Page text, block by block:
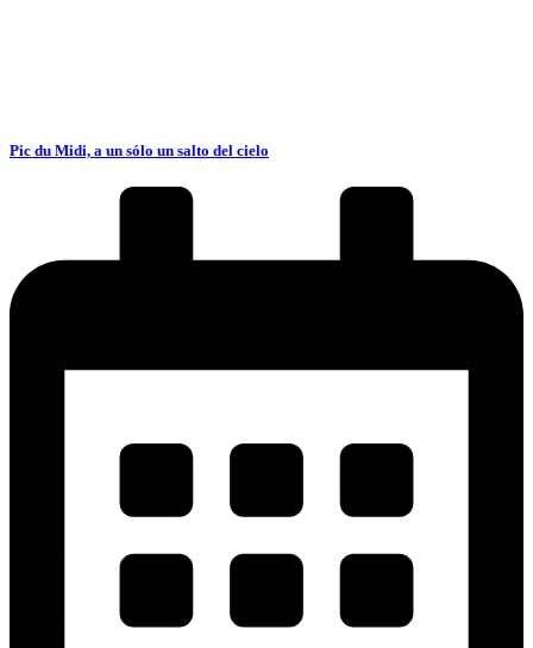
Pic du Midi, a un sólo un salto del cielo